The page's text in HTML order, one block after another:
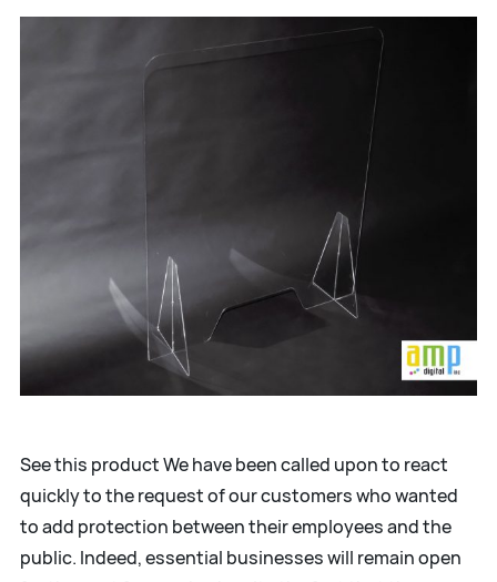
See this product We have been called upon to react
quickly to the request of our customers who wanted
to add protection between their employees and the
public. Indeed, essential businesses will remain open